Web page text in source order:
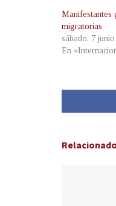
Manifestantes
migratorias
sábado, 7
En
Relacionado